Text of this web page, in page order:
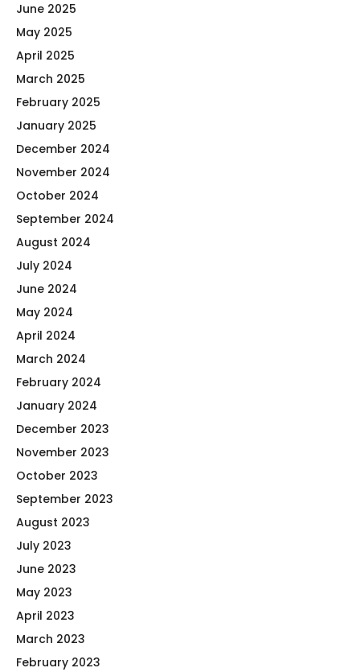
June 2025
May 2025
April 2025
March 2025
February 2025
January 2025
December 2024
November 2024
October 2024
September 2024
August 2024
July 2024
June 2024
May 2024
April 2024
March 2024
February 2024
January 2024
December 2023
November 2023
October 2023
September 2023
August 2023
July 2023
June 2023
May 2023
April 2023
March 2023
February 2023